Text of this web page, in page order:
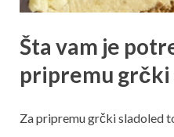
Šta vam je
pripremu
Za pripremu grčki sladoled